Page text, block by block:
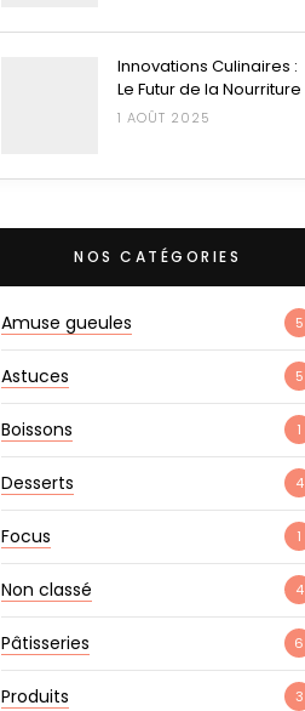
Innovations Culinaires :
Le Futur de la Nourriture
1 AOÛT 2025
NOS CATÉGORIES
Amuse gueules 5
Astuces 5
Boissons 1
Desserts 4
Focus 1
Non classé 4
Pâtisseries 6
Produits 3